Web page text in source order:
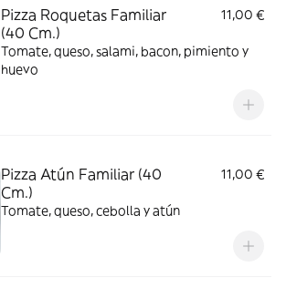
Pizza Roquetas Familiar
(40 Cm.)
11,00 €
Tomate, queso, salami, bacon, pimiento y
huevo
Pizza Atún Familiar (40
Cm.)
11,00 €
Tomate, queso, cebolla y atún